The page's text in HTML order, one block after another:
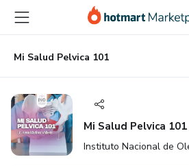
principal
página
de
página
Mi Salud Pelvica 101
Mi Salud Pelvica 101
Instituto Nacional de